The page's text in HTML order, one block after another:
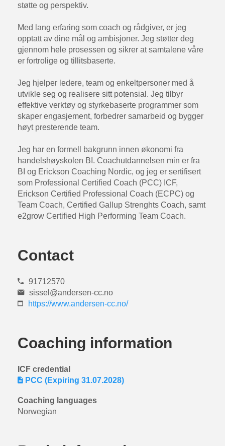
støtte og perspektiv.
Med lang erfaring som coach og rådgiver, er jeg
opptatt av dine mål og ambisjoner. Jeg støtter deg
gjennom hele prosessen og sikrer at samtalene våre
er fortrolige og tillitsbaserte.
Jeg hjelper ledere, team og enkeltpersoner med å
utvikle seg og realisere sitt potensial. Jeg tilbyr
effektive verktøy og styrkebaserte programmer som
skaper engasjement, forbedrer samarbeid og bygger
høyt presterende team.
Jeg har en formell bakgrunn innen økonomi fra
handelshøyskolen BI. Coachutdannelsen min er fra
BI og Erickson Coaching Nordic, og jeg er sertifisert
som Professional Certified Coach (PCC) ICF,
Erickson Certified Professional Coach (ECPC) og
Team Coach, Certified Gallup Strenghts Coach, samt
e2grow Certified High Performing Team Coach.
Contact
91712570
sissel@andersen-cc.no
https://www.andersen-cc.no/
Coaching information
ICF credential
PCC (Expiring 31.07.2028)
Coaching languages
Norwegian